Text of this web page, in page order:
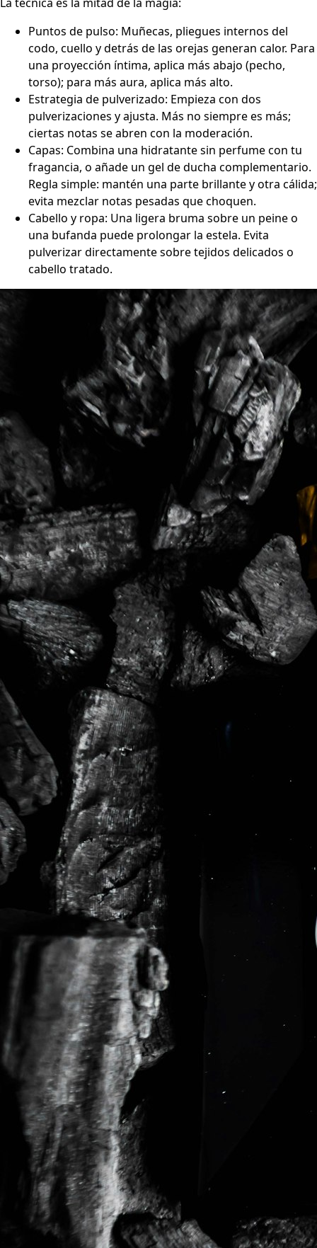
Puntos de pulso: Muñecas, pliegues internos del
codo, cuello y detrás de las orejas generan calor. Para
una proyección íntima, aplica más abajo (pecho,
torso); para más aura, aplica más alto.
Estrategia de pulverizado: Empieza con dos
pulverizaciones y ajusta. Más no siempre es más;
ciertas notas se abren con la moderación.
Capas: Combina una hidratante sin perfume con tu
fragancia, o añade un gel de ducha complementario.
Regla simple: mantén una parte brillante y otra cálida;
evita mezclar notas pesadas que choquen.
Cabello y ropa: Una ligera bruma sobre un peine o
una bufanda puede prolongar la estela. Evita
pulverizar directamente sobre tejidos delicados o
cabello tratado.